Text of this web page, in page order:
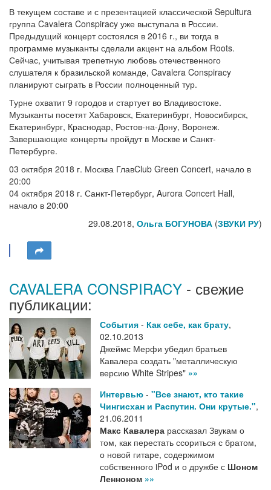
В текущем составе и с презентацией классической Sepultura
группа Cavalera Conspiracy уже выступала в России.
Предыдущий концерт состоялся в 2016 г., ви тогда в
программе музыканты сделали акцент на альбом Roots.
Сейчас, учитывая трепетную любовь отечественного
слушателя к бразильской команде, Cavalera Conspiracy
планируют сыграть в России полноценный тур.
Турне охватит 9 городов и стартует во Владивостоке.
Музыканты посетят Хабаровск, Екатеринбург, Новосибирск,
Екатеринбург, Краснодар, Ростов-на-Дону, Воронеж.
Завершающие концерты пройдут в Москве и Санкт-
Петербурге.
03 октября 2018 г. Москва ГлавClub Green Concert, начало в
20:00
04 октября 2018 г. Санкт-Петербург, Aurora Concert Hall,
начало в 20:00
29.08.2018, Ольга БОГУНОВА (ЗВУКИ РУ)
CAVALERA CONSPIRACY - свежие
публикации:
События - Как себе, как брату,
02.10.2013
Джеймс Мерфи убедил братьев
Кавалера создать "металлическую
версию White Stripes" »»
Интервью - "Все знают, кто такие
Чингисхан и Распутин. Они крутые.",
21.06.2011
Макс Кавалера рассказал Звукам о
том, как перестать ссориться с братом,
о новой гитаре, содержимом
собственного iPod и о дружбе с Шоном
Ленноном »»